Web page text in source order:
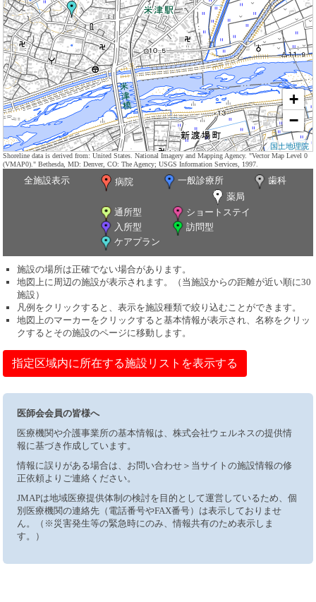
+
−
国土地理院
Shoreline data is derived from: United States. National Imagery and Mapping Agency. "Vector Map Level 0
(VMAP0)." Bethesda, MD: Denver, CO: The Agency; USGS Information Services, 1997.
全施設表示 病院 一般診療所
歯科
薬局
通所型
ショートステイ
入所型
訪問型
ケアプラン
施設の場所は正確でない場合があります。
地図上に周辺の施設が表示されます。（当施設からの距離が近い順に30
施設）
凡例をクリックすると、表示を施設種類で絞り込むことができます。
地図上のマーカーをクリックすると基本情報が表示され、名称をクリッ
クするとその施設のページに移動します。
指定区域内に所在する施設リストを表示する
医師会会員の皆様へ
医療機関や介護事業所の基本情報は、株式会社ウェルネスの提供情
報に基づき作成しています。
情報に誤りがある場合は、お問い合わせ＞当サイトの施設情報の修
正依頼よりご連絡ください。
JMAPは地域医療提供体制の検討を目的として運営しているため、個
別医療機関の連絡先（電話番号やFAX番号）は表示しておりませ
ん。（※災害発生等の緊急時にのみ、情報共有のため表示しま
す。）